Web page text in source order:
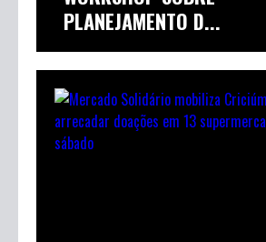
PLANEJAMENTO D...